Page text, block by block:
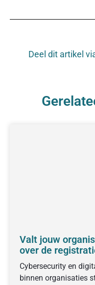
Deel dit artikel
Valt jouw
over de
en voorbereiding
Cybersecurity en
binnen organisaties